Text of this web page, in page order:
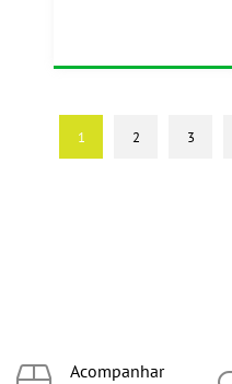
1 2 3
Acompanhar